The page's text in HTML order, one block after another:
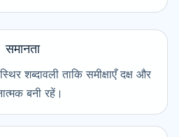
समानता
शब्दावली ताकि समीक्षाएँ दक्ष और
बनी रहें।